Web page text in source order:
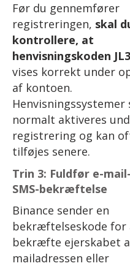
Før du gennemfører
registreringen, skal
kontrollere, at
henvisningskoden
vises korrekt under
af kontoen.
Henvisningssystemer
normalt aktiveres
registrering og kan
tilføjes senere.
Trin 3: Fuldfør e-
SMS-bekræftelse
Binance sender en
bekræftelseskode for
bekræfte ejerskabet
mailadressen eller